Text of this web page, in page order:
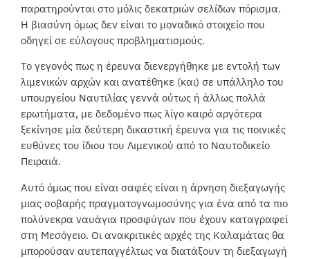
παρατηρούνται στο μόλις δεκατριών σελίδων πόρισμα.
Η βιασύνη όμως δεν είναι το μοναδικό στοιχείο που
οδηγεί σε εύλογους προβληματισμούς.
Το γεγονός πως η έρευνα διενεργήθηκε με εντολή των
λιμενικών αρχών και ανατέθηκε (και) σε υπάλληλο του
υπουργείου Ναυτιλίας γεννά ούτως ή άλλως πολλά
ερωτήματα, με δεδομένο πως λίγο καιρό αργότερα
ξεκίνησε μία δεύτερη δικαστική έρευνα για τις ποινικές
ευθύνες του ίδιου του Λιμενικού από το Ναυτοδικείο
Πειραιά.
Αυτό όμως που είναι σαφές είναι η άρνηση διεξαγωγής
μιας σοβαρής πραγματογνωμοσύνης για ένα από τα πιο
πολύνεκρα ναυάγια προσφύγων που έχουν καταγραφεί
στη Μεσόγειο. Οι ανακριτικές αρχές της Καλαμάτας θα
μπορούσαν αυτεπαγγέλτως να διατάξουν τη διεξαγωγή